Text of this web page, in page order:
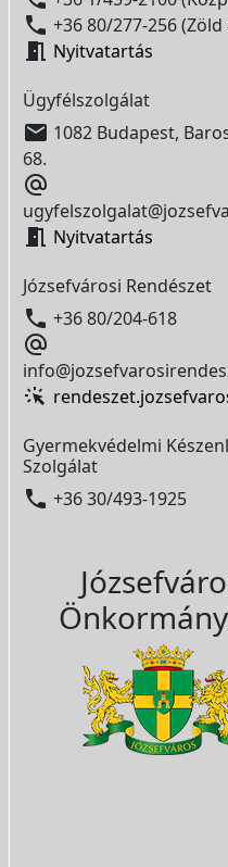
 +36 80/277-256 (Zöld
 Nyitvatartás
Ügyfélszolgálat
 1082 Budapest,
68.

 Nyitvatartás
Józsefvárosi Rendészet
 +36 80/204-618

Gyermekvédelmi
Szolgálat
 +36 30/493-1925